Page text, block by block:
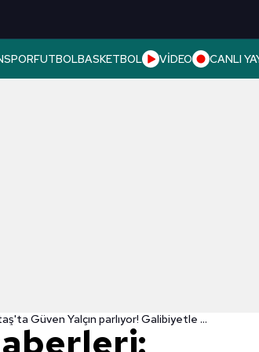
FUTBOLBASKETBOL VİDEO CANLI
Son dakika spor haberleri: Beşiktaş'ta Güven Yalçın parlıyor! Galibiyetle maliyetini katladı